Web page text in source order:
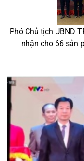
Phó Chủ tịch UBND
nhận cho 66 sản